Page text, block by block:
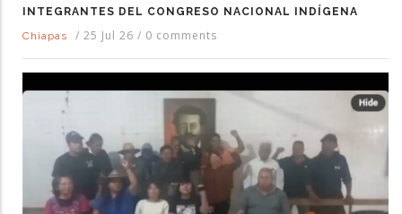
INTEGRANTES DEL CONGRESO NACIONAL INDÍGENA
Chiapas
/ 25 Jul 26 / 0 comments